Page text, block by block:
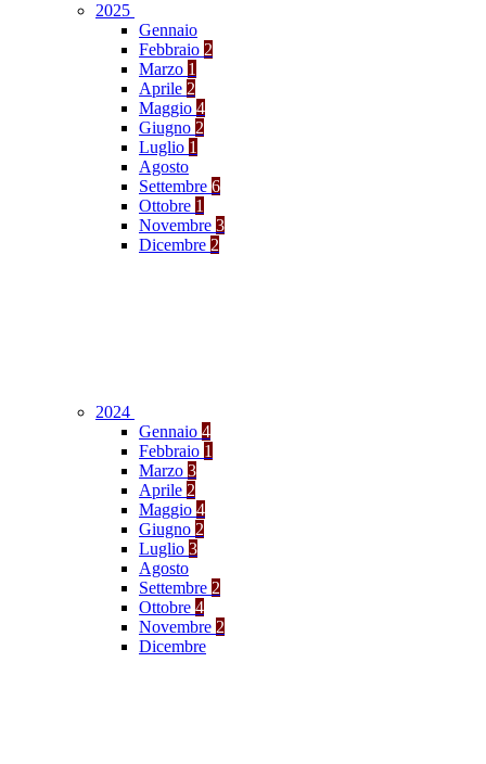
2025
Gennaio
Febbraio 2
Marzo 1
Aprile 2
Maggio 4
Giugno 2
Luglio 1
Agosto
Settembre 6
Ottobre 1
Novembre 3
Dicembre 2
2024
Gennaio 4
Febbraio 1
Marzo 3
Aprile 2
Maggio 4
Giugno 2
Luglio 3
Agosto
Settembre 2
Ottobre 4
Novembre 2
Dicembre